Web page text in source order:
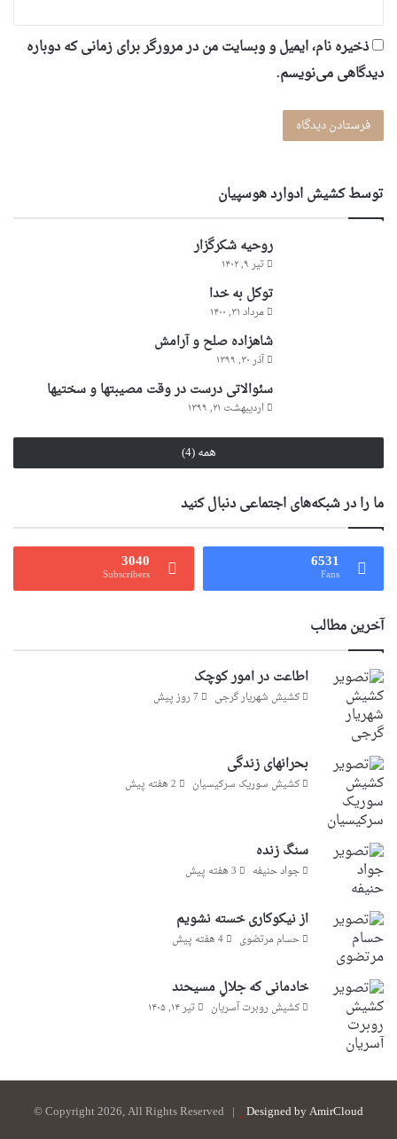
ذخیره نام، ایمیل و وبسایت من در مرورگر برای زمانی که دوباره
دیدگاهی می‌نویسم.
توسط كشيش ادوارد هوسپيان
روحیه شکرگزار
تیر ۹, ۱۴۰۲
توکل به خدا
مرداد ۳۱, ۱۴۰۰
شاهزاده صلح و آرامش
آذر ۳۰, ۱۳۹۹
سئوالاتى درست در وقت مصیبتها و سختیها
اردیبهشت ۲۱, ۱۳۹۹
همه (4)
ما را در شبکه‌های اجتماعی دنبال کنید
6531
Fans
3040
Subscribers
آخرین مطالب
اطاعت در امور کوچک
کشیش شهریار گرجى 7 روز پیش
بحرانهای زندگی
کشیش سوریک سرکیسیان 2 هفته پیش
سنگ زنده
جواد حنیفه 3 هفته پیش
از نیکوکاری خسته نشویم
حسام مرتضوی 4 هفته پیش
خادمانی که جلالِ مسیحند
کشیش روبرت آسریان تیر ۱۴, ۱۴۰۵
© Copyright 2026, All Rights Reserved | Designed by AmirCloud